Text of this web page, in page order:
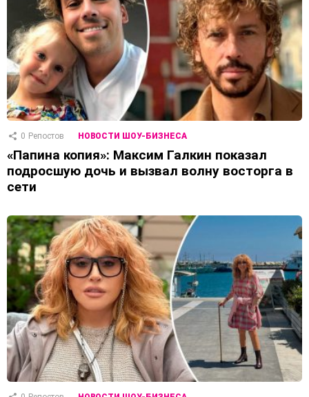
0 Репостов НОВОСТИ ШОУ-БИЗНЕСА
«Папина копия»: Максим Галкин показал
подросшую дочь и вызвал волну восторга в
сети